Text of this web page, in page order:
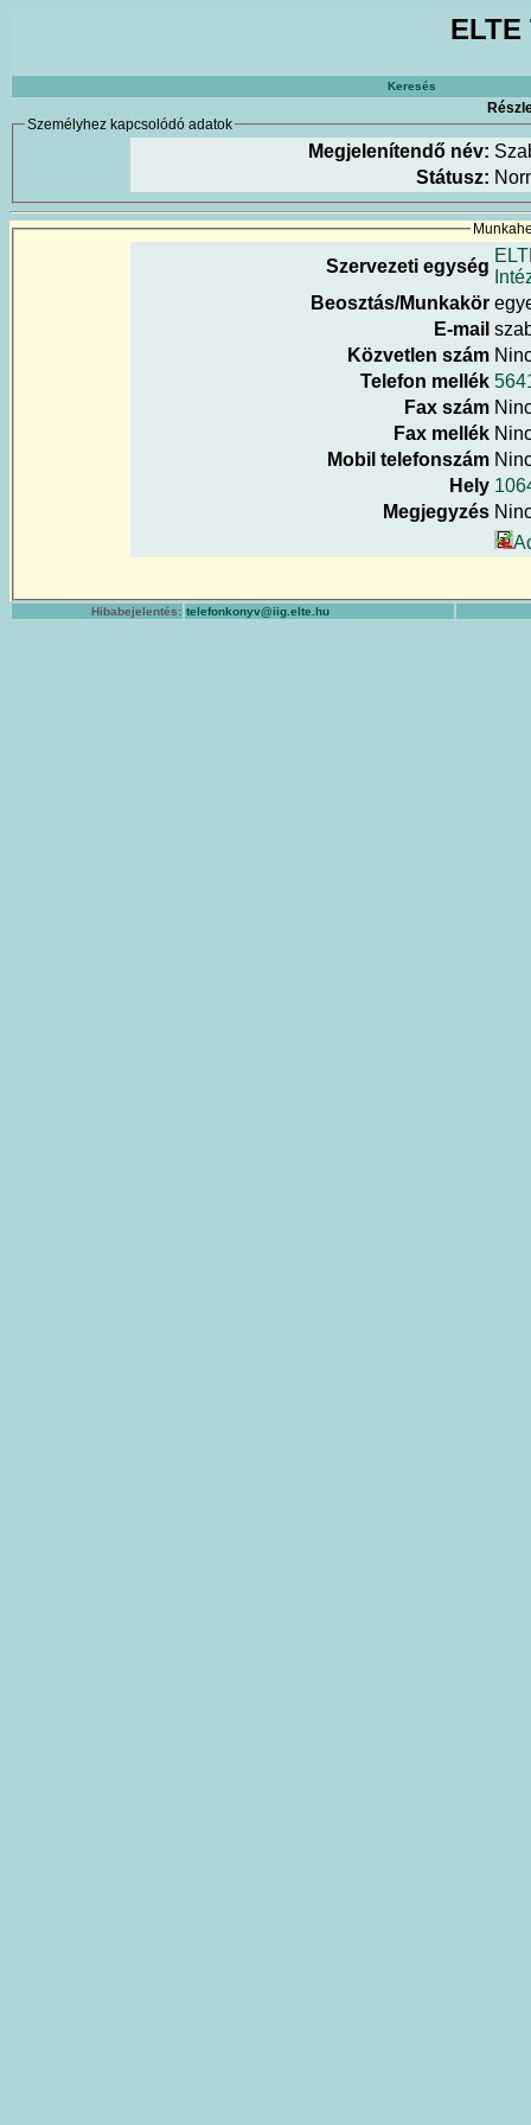
Keresés
Személyhez kapcsolódó adatok
Megjelenítendő név:
Státusz:
Szervezeti egység
Beosztás/Munkakör
E-mail
Közvetlen szám
Telefon mellék
Fax szám
Fax mellék
Mobil telefonszám
Hely
Megjegyzés
Hibabejelentés: telefonkonyv@iig.elte.hu